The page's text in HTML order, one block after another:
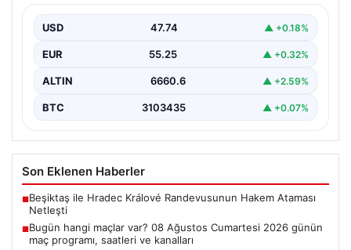
USD 47.74 ▲ +0.18%
EUR 55.25 ▲ +0.32%
ALTIN 6660.6 ▲ +2.59%
BTC 3103435 ▲ +0.07%
Son Eklenen Haberler
■Beşiktaş ile Hradec Králové Randevusunun Hakem Ataması
Netleşti
■Bugün hangi maçlar var? 08 Ağustos Cumartesi 2026 günün
maç programı, saatleri ve kanalları